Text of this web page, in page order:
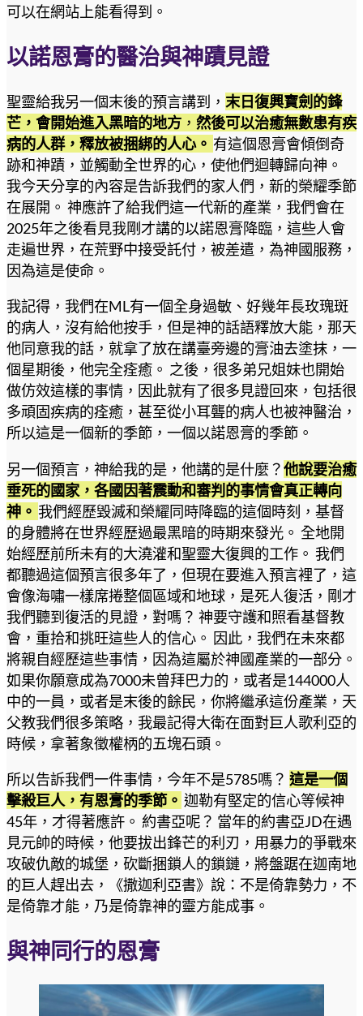
可以在網站上能看得到。
以諾恩膏的醫治與神蹟見證
聖靈給我另一個末後的預言講到， 末日復興寶劍的鋒
芒，會開始進入黑暗的地方 ， 然後可以治癒無數患有疾
病的人群，釋放被捆綁的人心。 有這個恩膏會傾倒奇
跡和神蹟，並觸動全世界的心，使他們迴轉歸向神。
我今天分享的內容是告訴我們的家人們，新的榮耀季節
在展開。 神應許了給我們這一代新的產業，我們會在
2025年之後看見我剛才講的以諾恩膏降臨，這些人會
走遍世界，在荒野中接受託付，被差遣，為神國服務，
因為這是使命。
我記得，我們在ML有一個全身過敏、好幾年長玫瑰斑
的病人，沒有給他按手，但是神的話語釋放大能，那天
他同意我的話，就拿了放在講臺旁邊的膏油去塗抹，一
個星期後，他完全痊癒。 之後，很多弟兄姐妹也開始
做仿效這樣的事情，因此就有了很多見證回來，包括很
多頑固疾病的痊癒，甚至從小耳聾的病人也被神醫治，
所以這是一個新的季節，一個以諾恩膏的季節。
另一個預言，神給我的是，他講的是什麼？他說要治癒
垂死的國家，各國因著震動和審判的事情會真正轉向
神。 我們經歷毀滅和榮耀同時降臨的這個時刻，基督
的身體將在世界經歷過最黑暗的時期來發光。 全地開
始經歷前所未有的大澆灌和聖靈大復興的工作。 我們
都聽過這個預言很多年了，但現在要進入預言裡了，這
會像海嘯一樣席捲整個區域和地球，是死人復活，剛才
我們聽到復活的見證，對嗎？ 神要守護和照看基督教
會，重拾和挑旺這些人的信心。 因此，我們在未來都
將親自經歷這些事情，因為這屬於神國產業的一部分。
如果你願意成為7000未曾拜巴力的，或者是144000人
中的一員，或者是末後的餘民，你將繼承這份產業，天
父教我們很多策略，我最記得大衛在面對巨人歌利亞的
時候，拿著象徵權柄的五塊石頭。
所以告訴我們一件事情，今年不是5785嗎？ 這是一個
擊殺巨人，有恩膏的季節。 迦勒有堅定的信心等候神
45年，才得著應許。 約書亞呢？ 當年的約書亞JD在遇
見元帥的時候，他要拔出鋒芒的利刃，用暴力的爭戰來
攻破仇敵的城堡，砍斷捆鎖人的鎖鏈，將盤踞在迦南地
的巨人趕出去，《撒迦利亞書》說：不是倚靠勢力，不
是倚靠才能，乃是倚靠神的靈方能成事。
與神同行的恩膏